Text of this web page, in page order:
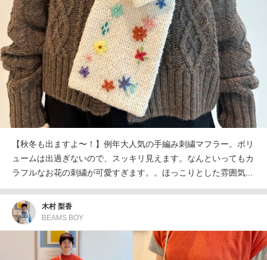
【秋冬も出ますよ〜！】例年大人気の手編み刺繍マフラー。ボリ
ュームは出過ぎないので、スッキリ見えます。なんといってもカ
ラフルなお花の刺繍が可愛すぎます。。ほっこりとした雰囲気...
木村 梨香
BEAMS BOY